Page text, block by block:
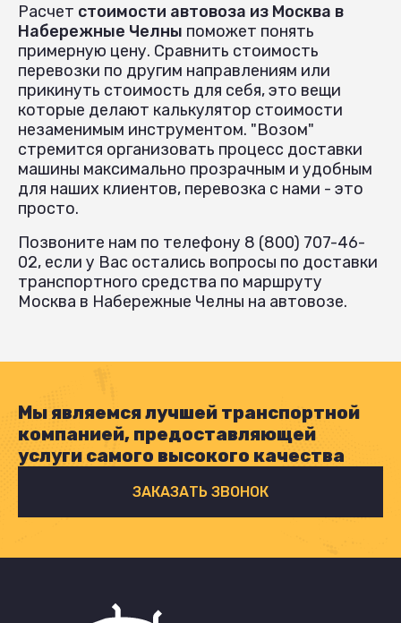
Расчет стоимости автовоза из Москва в
Набережные Челны поможет понять
примерную цену. Сравнить стоимость
перевозки по другим направлениям или
прикинуть стоимость для себя, это вещи
которые делают калькулятор стоимости
незаменимым инструментом. "Возом"
стремится организовать процесс доставки
машины максимально прозрачным и удобным
для наших клиентов, перевозка с нами - это
просто.
Позвоните нам по телефону 8 (800) 707-46-
02, если у Вас остались вопросы по доставки
транспортного средства по маршруту
Москва в Набережные Челны на автовозе.
Мы являемся лучшей транспортной
компанией, предоставляющей
услуги самого высокого качества
ЗАКАЗАТЬ ЗВОНОК